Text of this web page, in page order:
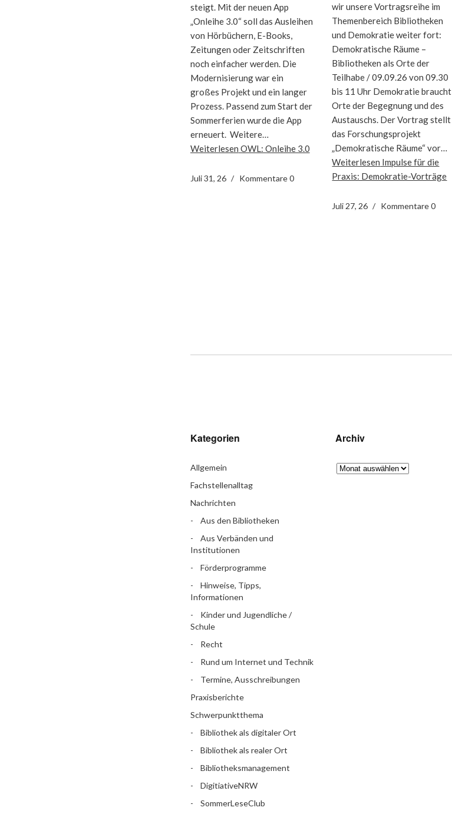
steigt. Mit der neuen App
„Onleihe 3.0“ soll das Ausleihen
von Hörbüchern, E-Books,
Zeitungen oder Zeitschriften
noch einfacher werden. Die
Modernisierung war ein
großes Projekt und ein langer
Prozess. Passend zum Start der
Sommerferien wurde die App
erneuert. Weitere…
Weiterlesen OWL: Onleihe 3.0
Juli 31, 26 Kommentare 0
wir unsere Vortragsreihe im
Themenbereich Bibliotheken
und Demokratie weiter fort:
Demokratische Räume –
Bibliotheken als Orte der
Teilhabe / 09.09.26 von 09.30
bis 11 Uhr Demokratie braucht
Orte der Begegnung und des
Austauschs. Der Vortrag stellt
das Forschungsprojekt
„Demokratische Räume“ vor…
Weiterlesen Impulse für die
Praxis: Demokratie-Vorträge
Juli 27, 26 Kommentare 0
Kategorien
Allgemein
Fachstellenalltag
Nachrichten
Aus den Bibliotheken
Aus Verbänden und
Institutionen
Förderprogramme
Hinweise, Tipps,
Informationen
Kinder und Jugendliche /
Schule
Recht
Rund um Internet und Technik
Termine, Ausschreibungen
Praxisberichte
Schwerpunktthema
Bibliothek als digitaler Ort
Bibliothek als realer Ort
Bibliotheksmanagement
DigitiativeNRW
SommerLeseClub
Archiv